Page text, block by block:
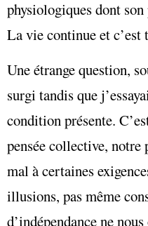
physiologiques dont
La vie continue et c’est
Une étrange question,
surgi tandis que
condition présente.
pensée collective,
mal à certaines
illusions, pas même
d’indépendance ne